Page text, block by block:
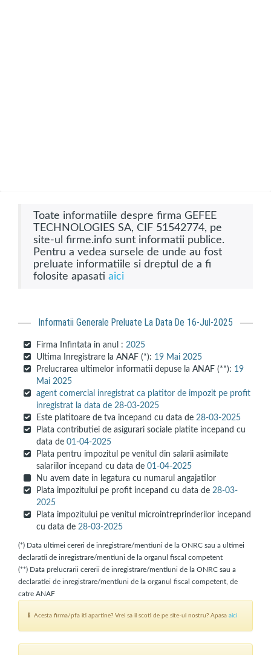
Toate informatiile despre firma GEFEE
TECHNOLOGIES SA, CIF 51542774, pe
site-ul firme.info sunt informatii publice.
Pentru a vedea sursele de unde au fost
preluate informatiile si dreptul de a fi
folosite apasati aici
Informatii Generale Preluate La Data De 16-Jul-2025
Firma Infintata in anul : 2025
Ultima Inregistrare la ANAF (*): 19 Mai 2025
Prelucrarea ultimelor informatii depuse la ANAF (**): 19
Mai 2025
agent comercial inregistrat ca platitor de impozit pe profit
inregistrat la data de 28-03-2025
Este platitoare de tva incepand cu data de 28-03-2025
Plata contributiei de asigurari sociale platite incepand cu
data de 01-04-2025
Plata pentru impozitul pe venitul din salarii asimilate
salariilor incepand cu data de 01-04-2025
Nu avem date in legatura cu numarul angajatilor
Plata impozitului pe profit incepand cu data de 28-03-
2025
Plata impozitului pe venitul microintreprinderilor incepand
cu data de 28-03-2025
(*) Data ultimei cereri de inregistrare/mentiuni de la ONRC sau a ultimei
declaratii de inregistrare/mentiuni de la organul fiscal competent
(**) Data prelucrarii cererii de inregistrare/mentiuni de la ONRC sau a
declaratiei de inregistrare/mentiuni de la organul fiscal competent, de
catre ANAF
Acesta firma/pfa iti apartine? Vrei sa il scoti de pe site-ul nostru? Apasa aici